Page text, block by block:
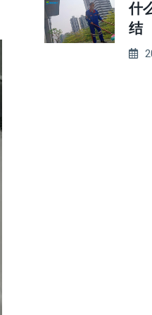
什
结